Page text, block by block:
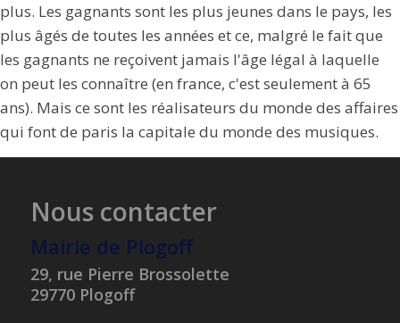
plus. Les gagnants sont les plus jeunes dans le pays, les
plus âgés de toutes les années et ce, malgré le fait que
les gagnants ne reçoivent jamais l'âge légal à laquelle
on peut les connaître (en france, c'est seulement à 65
ans). Mais ce sont les réalisateurs du monde des affaires
qui font de paris la capitale du monde des musiques.
Nous contacter
Mairie de Plogoff
29, rue Pierre Brossolette
29770 Plogoff